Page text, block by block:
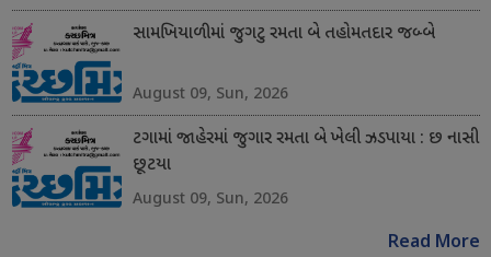
સામખિયાળીમાં જુગટુ રમતા બે તહોમતદાર જબ્બે
August 09, Sun, 2026
ટગામાં જાહેરમાં જુગાર રમતા બે ખેલી ઝડપાયા : છ નાસી
છૂટયા
August 09, Sun, 2026
Read More